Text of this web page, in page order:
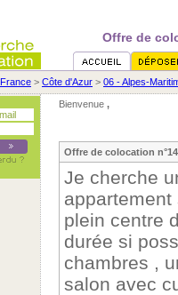
Offre de
France > Côte d'Azur > 06 - Alpes-
Bienvenue ,
Offre de colocation
Je cherche
plein centre
durée si
chambres ,
salon avec